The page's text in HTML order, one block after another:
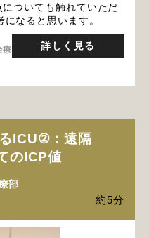
ついても触れていただ
なると思います。
療 詳しく見る
ICU②：遠隔
のICP値
部
約5分